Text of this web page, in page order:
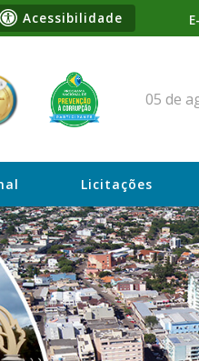
Acessibilidade
05 de
Licitações